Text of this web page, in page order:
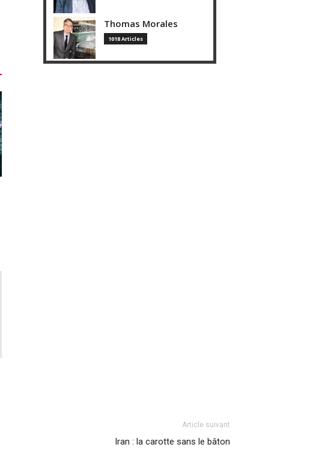
Thomas Morales
1018 Articles
Article suivant
Iran : la carotte sans le bâton